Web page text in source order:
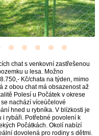
chat s venkovní zastřešenou
u lesa. Možno
Kč/chata na týden, mimo
z obou chat má obsazenost až
Polesí u Počátek v okrese
nachází víceúčelové
hned u rybníka. V blízkosti je
i rybáři. Potřebné povolení k
Počátkách. Okolí nabízí
dovolená pro rodiny s dětmi.